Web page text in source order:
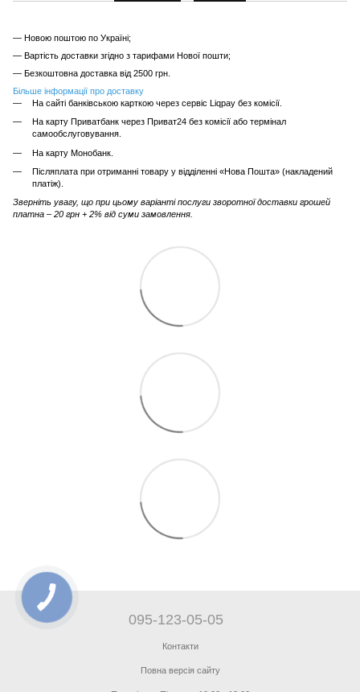
— Новою поштою по Україні;
— Вартість доставки згідно з тарифами Нової пошти;
— Безкоштовна доставка від 2500 грн.
Більше інформації про доставку
На сайті банківською карткою через сервіс Liqpay без комісії.
На карту Приватбанк через Приват24 без комісії або термінал
самообслуговування.
На карту Монобанк.
Післяплата при отриманні товару у відділенні «Нова Пошта» (накладений
платіж).
Зверніть увагу, що при цьому варіанті послуги зворотної доставки грошей
платна – 20 грн + 2% від суми замовлення.
095-123-05-05
Контакти
Повна версія сайту